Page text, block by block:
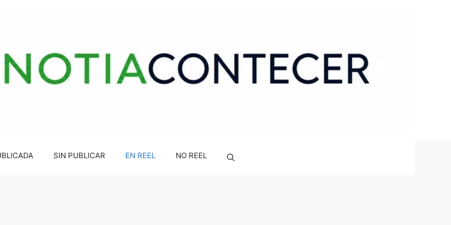
SIN PUBLICAR EN REEL NO REEL